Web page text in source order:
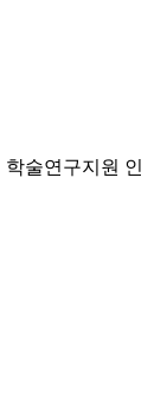
학술연구지원 인